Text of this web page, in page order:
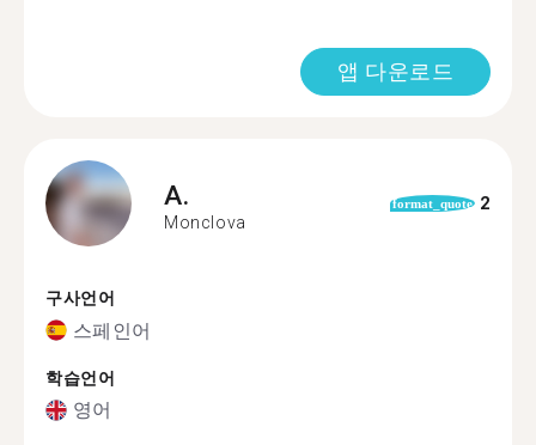
앱 다운로드
A.
Monclova
format_quote 2
구사언어
스페인어
학습언어
영어